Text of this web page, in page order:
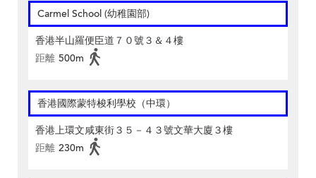
Carmel School (幼稚園部)
香港半山羅便臣道７０號３＆４樓
距離 500m
香港國際蒙特梭利學校（中環）
香港上環文咸東街３５－４３號文華大廈３樓
距離 230m